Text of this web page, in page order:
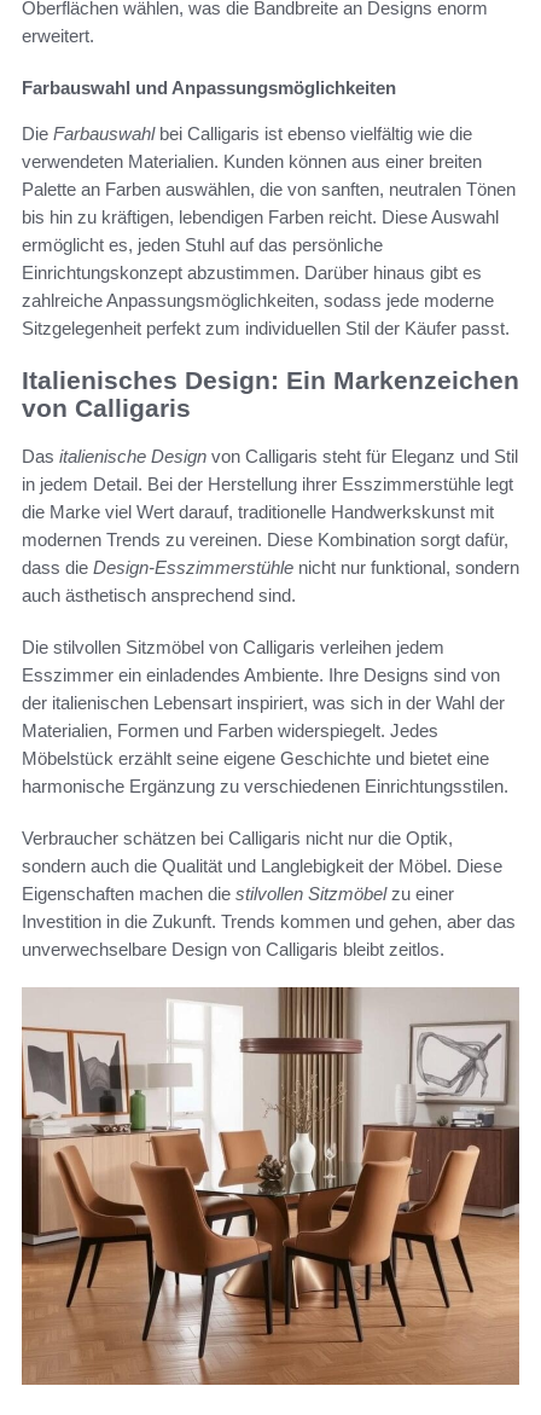
Oberflächen wählen, was die Bandbreite an Designs enorm
erweitert.
Farbauswahl und Anpassungsmöglichkeiten
Die Farbauswahlbei Calligaris ist ebenso vielfältig wie die
verwendeten Materialien. Kunden können aus einer breiten
Palette an Farben auswählen, die von sanften, neutralen Tönen
bis hin zu kräftigen, lebendigen Farben reicht. Diese Auswahl
ermöglicht es, jeden Stuhl auf das persönliche
Einrichtungskonzept abzustimmen. Darüber hinaus gibt es
zahlreiche Anpassungsmöglichkeiten, sodass jede moderne
Sitzgelegenheit perfekt zum individuellen Stil der Käufer passt.
Italienisches Design: Ein Markenzeichen
von Calligaris
Das italienische Design von Calligaris steht für Eleganz und Stil
in jedem Detail. Bei der Herstellung ihrer Esszimmerstühle legt
die Marke viel Wert darauf, traditionelle Handwerkskunst mit
modernen Trends zu vereinen. Diese Kombination sorgt dafür,
dass die Design-Esszimmerstühle nicht nur funktional, sondern
auch ästhetisch ansprechend sind.
Die stilvollen Sitzmöbel von Calligaris verleihen jedem
Esszimmer ein einladendes Ambiente. Ihre Designs sind von
der italienischen Lebensart inspiriert, was sich in der Wahl der
Materialien, Formen und Farben widerspiegelt. Jedes
Möbelstück erzählt seine eigene Geschichte und bietet eine
harmonische Ergänzung zu verschiedenen Einrichtungsstilen.
Verbraucher schätzen bei Calligaris nicht nur die Optik,
sondern auch die Qualität und Langlebigkeit der Möbel. Diese
Eigenschaften machen die stilvollen Sitzmöbelzu einer
Investition in die Zukunft. Trends kommen und gehen, aber das
unverwechselbare Design von Calligaris bleibt zeitlos.